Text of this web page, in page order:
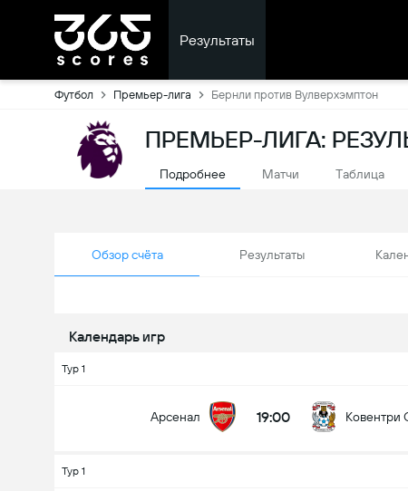
Результаты
Футбол Премьер-лига Бернли против Вулверхэмптон
ПРЕМЬЕР-ЛИГА:
Подробнее Матчи Tаблица
Обзор счёта Результаты
Календарь игр
Тур 1
Арсенал 19:00 Ковентри
Тур 1